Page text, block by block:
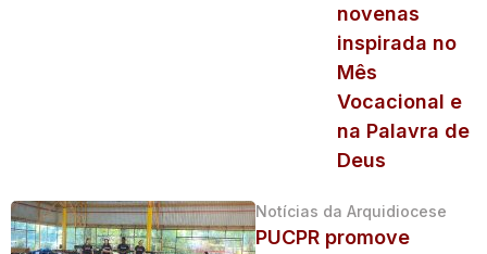
novenas
inspirada no
Mês
Vocacional e
na Palavra de
Deus
Notícias da Arquidiocese
PUCPR promove